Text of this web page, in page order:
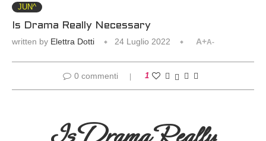
JUN^
Is Drama Really Necessary
written by Elettra Dotti 24 Luglio 2022 A+A-
0 commenti 1